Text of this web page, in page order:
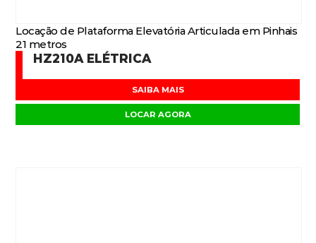
Locação de Plataforma Elevatória Articulada em Pinhais
21 metros
HZ210A ELÉTRICA
SAIBA MAIS
LOCAR AGORA